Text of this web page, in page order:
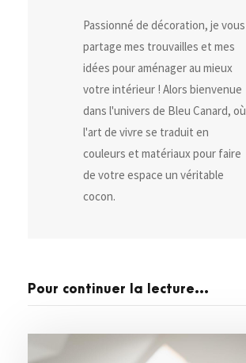
Passionné de décoration, je vous
partage mes trouvailles et mes
idées pour aménager au mieux
votre intérieur ! Alors bienvenue
dans l'univers de Bleu Canard, où
l'art de vivre se traduit en
couleurs et matériaux pour faire
de votre espace un véritable
cocon.
Pour continuer la lecture...